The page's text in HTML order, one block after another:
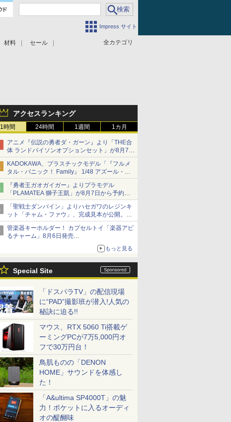
Impress サイト
全カテゴリ
材料 セール
アクセスランキング
1時間 24時間 1週間 1カ月
アニメ『伝説の勇者ダ・ガーン』より「THE合
体 ランドバイソンオプションセット」が8月7日
から予約受付開始！
KADOKAWA、プラスチックモデル「『フルメ
タル・パニック！ Family』 1/48 アズール・レ
イヴン」の発売延期を発表
8月から9月に延期
『勇者王ガオガイガー』よりプラモデル
「PLAMATEA 獅子王凱」が8月7日から予約受
付開始！
「聖戦士ダンバイン」よりハセガワのレジンキ
ット「チャム・ファウ」、完成見本が公開。9
月3日頃発売予定
管楽器キーホルダー！ カプセルトイ「楽器アピ
るチャーム」8月6日発売
もっと見る
Special Site
「ドスパラTV」の配信現場
に“PAD”撮影班が潜入!人気の
秘訣に迫る!!
マウス、RTX 5060 Ti搭載ゲ
ーミングPCが7万5,000円オ
フで30万円台！
鳥肌ものの「DENON
HOME」サウンドを体感し
た！
「A&ultima SP4000T」の魅
力！ポケットに入るオーディ
オの醍醐味